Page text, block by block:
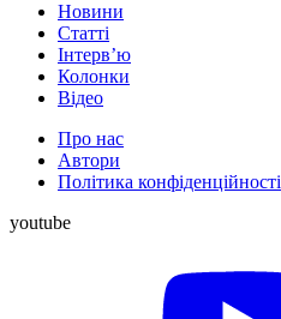
Новини
Статті
Інтерв’ю
Колонки
Відео
Про нас
Автори
Політика конфіденційності
youtube